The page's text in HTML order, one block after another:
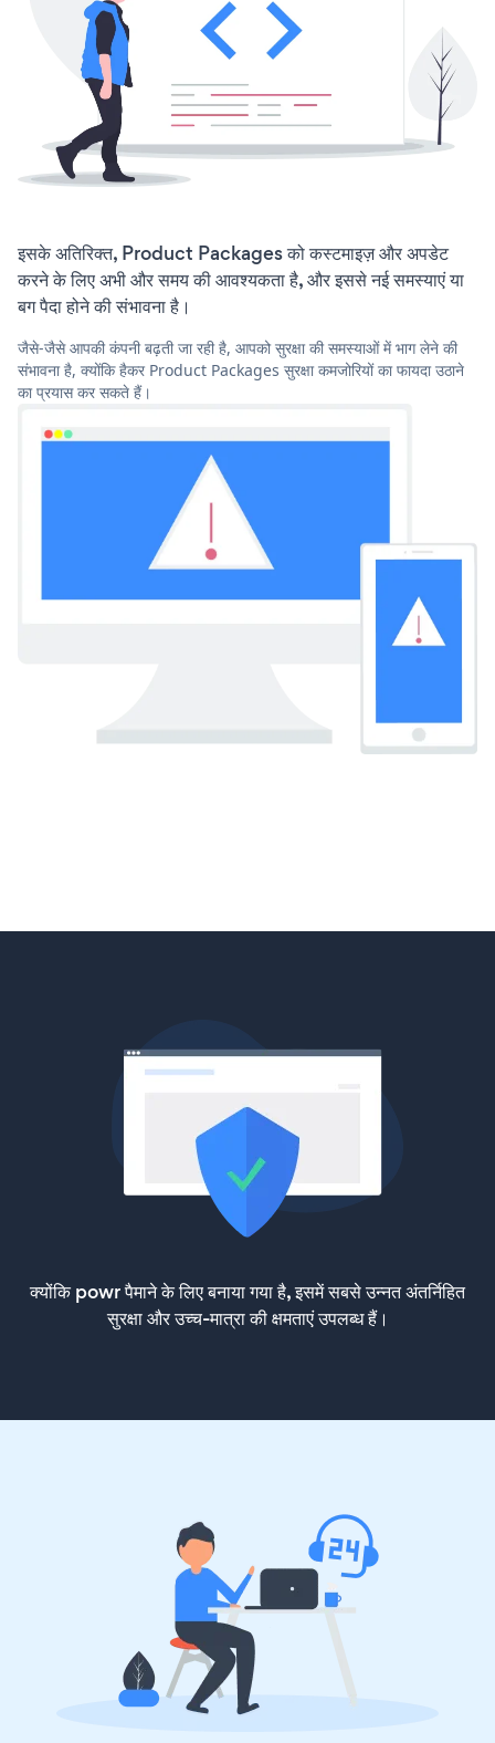
इसके अतिरिक्त, Product Packages को कस्टमाइज़ और अपडेट
करने के लिए अभी और समय की आवश्यकता है, और इससे नई समस्याएं या
बग पैदा होने की संभावना है।
जैसे-जैसे आपकी कंपनी बढ़ती जा रही है, आपको सुरक्षा की समस्याओं में भाग लेने की
संभावना है, क्योंकि हैकर Product Packages सुरक्षा कमजोरियों का फायदा उठाने
का प्रयास कर सकते हैं।
क्योंकि powr पैमाने के लिए बनाया गया है, इसमें सबसे उन्नत अंतर्निहित
सुरक्षा और उच्च-मात्रा की क्षमताएं उपलब्ध हैं।